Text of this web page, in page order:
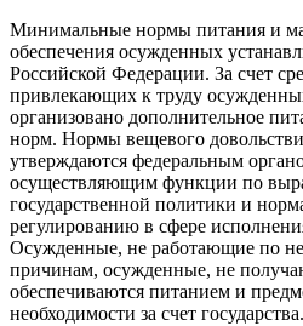
Минимальные нормы питания и
обеспечения осужденных
Российской Федерации. За счет
привлекающих к труду
организовано дополнительное
норм. Нормы вещевого
утверждаются федеральным
осуществляющим функции по
государственной политики и
регулированию в сфере
Осужденные, не работающие по
причинам, осужденные, не
обеспечиваются питанием и
необходимости за счет государства.